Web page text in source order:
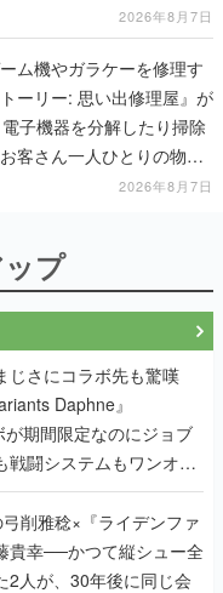
ロマンある作品2026年8月7日
ム機やガラケーを修理す
ーリー: 思い出修理屋』が
子機器を分解したり掃除
客さん一人ひとりの物語
2026年8月7日
プ
じさにコラボ先も驚嘆
Daphne』
期間限定なのにジョブ
戦闘システムもワンオフ
由を両ディレクターに聞
弓削雅稔×『ライデンファ
貴幸──かつて縦シュー全
2人が、30年後に同じ会